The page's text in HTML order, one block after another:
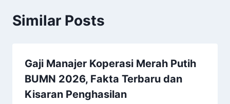
Similar Posts
Gaji Manajer Koperasi Merah Putih
BUMN 2026, Fakta Terbaru dan
Kisaran Penghasilan